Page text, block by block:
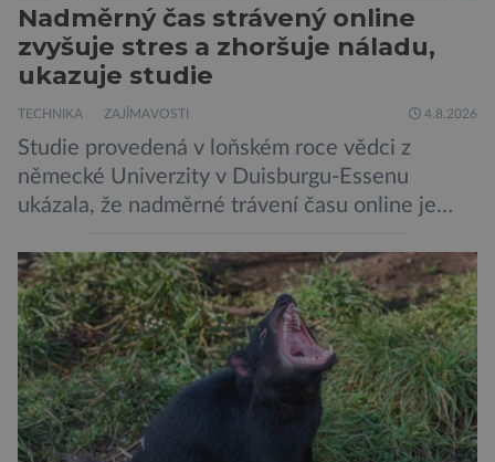
Nadměrný čas strávený online
zvyšuje stres a zhoršuje náladu,
ukazuje studie
TECHNIKA ZAJÍMAVOSTI 4.8.2026
Studie provedená v loňském roce vědci z
německé Univerzity v Duisburgu-Essenu
ukázala, že nadměrné trávení času online je
vede k zanedbávání dalších aktivit. Zúčastnilo
se jí 900 dospělých Němců, kteří uvedli, že se v
posledním roce alespoň jednou zapojili do hraní
her, sledování pornografie, sledování sociálních
sítí […]